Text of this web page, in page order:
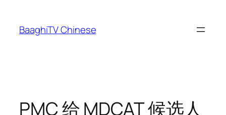
content
BaaghiTV Chinese
PMC 给 MDCAT 候选人